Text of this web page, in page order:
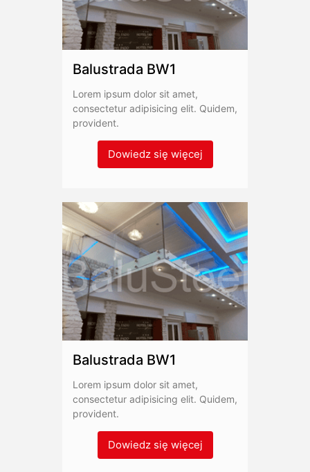
Balustrada BW1
Lorem ipsum dolor sit amet,
consectetur adipisicing elit. Quidem,
provident.
Dowiedz się więcej
Balustrada BW1
Lorem ipsum dolor sit amet,
consectetur adipisicing elit. Quidem,
provident.
Dowiedz się więcej